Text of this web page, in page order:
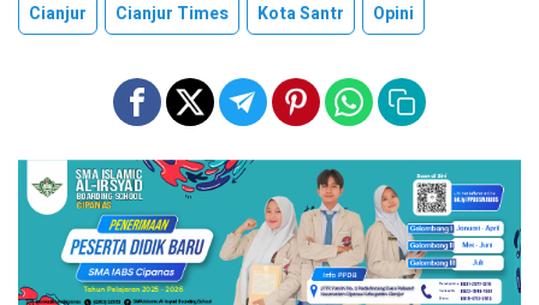
Cianjur Cianjur Times Kota Santr Opini